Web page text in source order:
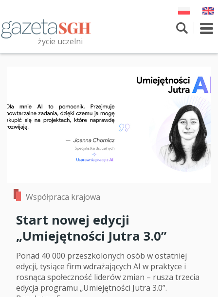
treści
życie uczelni
Współpraca krajowa
Start nowej edycji
„Umiejętności Jutra 3.0”
Ponad 40 000 przeszkolonych osób w ostatniej
edycji, tysiące firm wdrażających AI w praktyce i
rosnąca społeczność liderów zmian – rusza trzecia
edycja programu „Umiejętności Jutra 3.0”.